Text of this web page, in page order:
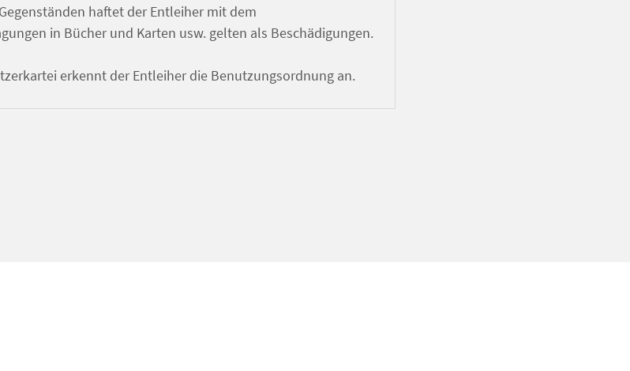
haftet der Entleiher mit dem
in Bücher und Karten usw. gelten als Beschädigungen.
erkennt der Entleiher die Benutzungsordnung an.